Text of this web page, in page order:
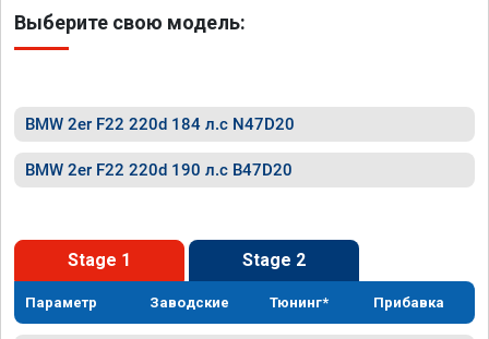
Выберите свою модель:
BMW 2er F22 220d 184 л.с N47D20
BMW 2er F22 220d 190 л.с B47D20
Stage 1 Stage 2
Параметр Заводские Тюнинг* Прибавка